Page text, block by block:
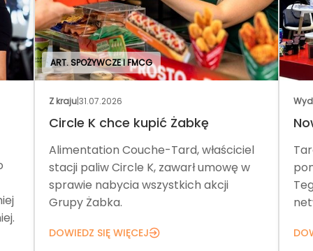
ART. SPOŻYWCZE I FMCG
Z kraju|31.07.2026
Circle K chce kupić Żabkę
Alimentation Couche-Tard, właściciel
stacji paliw Circle K, zawarł umowę w
sprawie nabycia wszystkich akcji
Grupy Żabka.
DOWIEDZ SIĘ WIĘCEJ